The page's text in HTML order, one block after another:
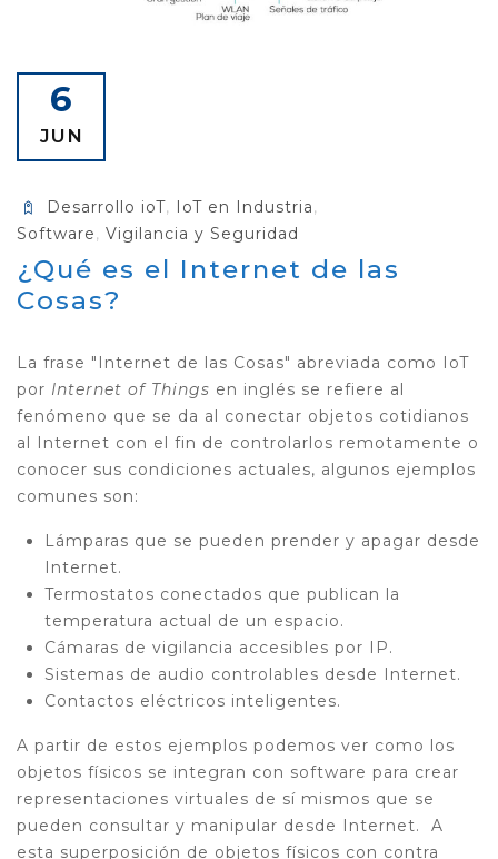
6
JUN
Desarrollo ioT, IoT en Industria,
Software, Vigilancia y Seguridad
¿Qué es el Internet de las
Cosas?
La frase "Internet de las Cosas" abreviada como IoT
por Internet of Things en inglés se refiere al
fenómeno que se da al conectar objetos cotidianos
al Internet con el fin de controlarlos remotamente o
conocer sus condiciones actuales, algunos ejemplos
comunes son:
Lámparas que se pueden prender y apagar desde
Internet.
Termostatos conectados que publican la
temperatura actual de un espacio.
Cámaras de vigilancia accesibles por IP.
Sistemas de audio controlables desde Internet.
Contactos eléctricos inteligentes.
A partir de estos ejemplos podemos ver como los
objetos físicos se integran con software para crear
representaciones virtuales de sí mismos que se
pueden consultar y manipular desde Internet. A
esta superposición de objetos físicos con contra